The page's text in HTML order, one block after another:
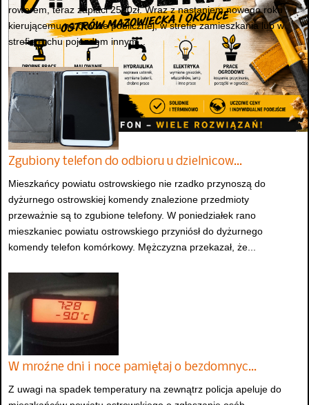
rowerem, teraz zapłaci 2500zł. Wraz z nastaniem nowego roku
kierującemu na drodze publicznej, w strefie zamieszkania lub w
strefie ruchu pojazdem innym...
Zgubiony telefon do odbioru u dzielnicow…
Mieszkańcy powiatu ostrowskiego nie rzadko przynoszą do
dyżurnego ostrowskiej komendy znalezione przedmioty
przeważnie są to zgubione telefony. W poniedziałek rano
mieszkaniec powiatu ostrowskiego przyniósł do dyżurnego
komendy telefon komórkowy. Mężczyzna przekazał, że...
W mroźne dni i noce pamiętaj o bezdomnyc…
Z uwagi na spadek temperatury na zewnątrz policja apeluje do